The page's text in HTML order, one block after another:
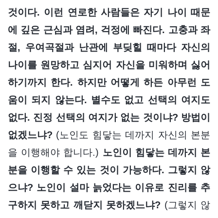
것이다. 이런 연로한 사람들은 자기 나이 때문
에 깊은 근심과 염려, 걱정에 빠진다. 고충과 좌
절, 우여곡절과 난관에 부딪힐 때마다 자신의
나이를 원망하고 심지어 자신을 미워하며 싫어
하기까지 한다. 하지만 어떻게 하든 아무런 도
움이 되지 않는다. 별수도 없고 선택의 여지도
없다. 진정 선택의 여지가 없는 것이냐? 방법이
없겠느냐? (노인도 힘닿는 데까지 자신의 본분
을 이행해야 합니다.) 노인이 힘닿는 데까지 본
분을 이행할 수 있는 것이 가능하다. 그렇지 않
으냐? 노인이 설마 늙었다는 이유로 진리를 추
구하지 못하고 깨닫지 못하겠느냐? (그렇지 않